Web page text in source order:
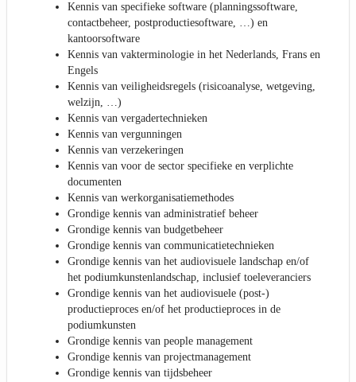
Kennis van specifieke software (planningssoftware,
contactbeheer, postproductiesoftware, …) en
kantoorsoftware
Kennis van vakterminologie in het Nederlands, Frans en
Engels
Kennis van veiligheidsregels (risicoanalyse, wetgeving,
welzijn, …)
Kennis van vergadertechnieken
Kennis van vergunningen
Kennis van verzekeringen
Kennis van voor de sector specifieke en verplichte
documenten
Kennis van werkorganisatiemethodes
Grondige kennis van administratief beheer
Grondige kennis van budgetbeheer
Grondige kennis van communicatietechnieken
Grondige kennis van het audiovisuele landschap en/of
het podiumkunstenlandschap, inclusief toeleveranciers
Grondige kennis van het audiovisuele (post-)
productieproces en/of het productieproces in de
podiumkunsten
Grondige kennis van people management
Grondige kennis van projectmanagement
Grondige kennis van tijdsbeheer